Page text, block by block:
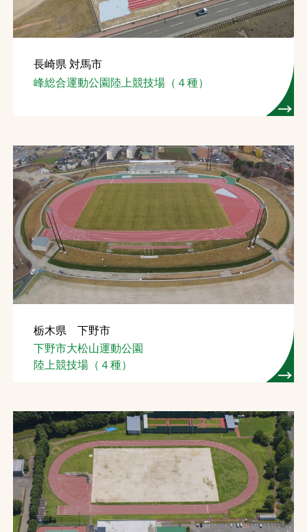
長崎県 対馬市
峰総合運動公園陸上競技場（４種）
栃木県 下野市
下野市大松山運動公園
陸上競技場（４種）